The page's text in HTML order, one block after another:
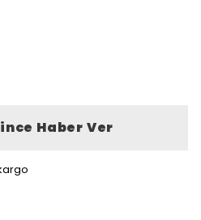
Haber Ver